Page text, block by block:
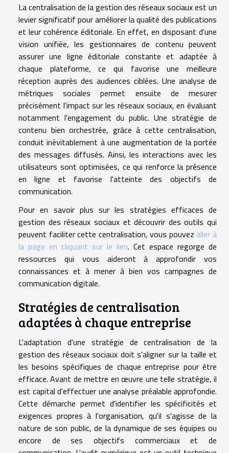
La centralisation de la gestion des réseaux sociaux est un
levier significatif pour améliorer la qualité des publications
et leur cohérence éditoriale. En effet, en disposant d'une
vision unifiée, les gestionnaires de contenu peuvent
assurer une ligne éditoriale constante et adaptée à
chaque plateforme, ce qui favorise une meilleure
réception auprès des audiences ciblées. Une analyse de
métriques sociales permet ensuite de mesurer
précisément l'impact sur les réseaux sociaux, en évaluant
notamment l'engagement du public. Une stratégie de
contenu bien orchestrée, grâce à cette centralisation,
conduit inévitablement à une augmentation de la portée
des messages diffusés. Ainsi, les interactions avec les
utilisateurs sont optimisées, ce qui renforce la présence
en ligne et favorise l'atteinte des objectifs de
communication.
Pour en savoir plus sur les stratégies efficaces de
gestion des réseaux sociaux et découvrir des outils qui
peuvent faciliter cette centralisation, vous pouvez aller à
la page en cliquant sur le lien. Cet espace regorge de
ressources qui vous aideront à approfondir vos
connaissances et à mener à bien vos campagnes de
communication digitale.
Stratégies de centralisation
adaptées à chaque entreprise
L'adaptation d'une stratégie de centralisation de la
gestion des réseaux sociaux doit s'aligner sur la taille et
les besoins spécifiques de chaque entreprise pour être
efficace. Avant de mettre en œuvre une telle stratégie, il
est capital d'effectuer une analyse préalable approfondie.
Cette démarche permet d'identifier les spécificités et
exigences propres à l'organisation, qu'il s'agisse de la
nature de son public, de la dynamique de ses équipes ou
encore de ses objectifs commerciaux et de